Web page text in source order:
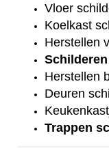
Vloer
Koelkast
Herstellen
Herstellen
Deuren
Trappen